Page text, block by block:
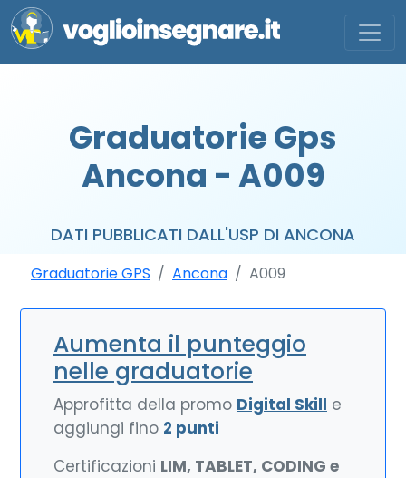
Graduatorie Gps
Ancona - A009
DATI PUBBLICATI DALL'USP DI ANCONA
Graduatorie GPS Ancona A009
Aumenta il punteggio
nelle graduatorie
Approfitta della promo Digital Skill e
aggiungi fino 2 punti
Certificazioni LIM, TABLET, CODING e